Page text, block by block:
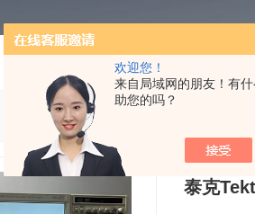
欢迎您！
来自局域网的朋友！有
助您的吗？
泰克